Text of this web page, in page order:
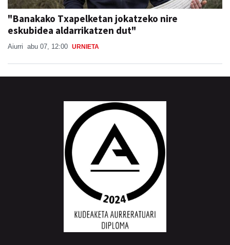
"Banakako Txapelketan jokatzeko nire
eskubidea aldarrikatzen dut"
Aiurri abu 07, 12:00 URNIETA